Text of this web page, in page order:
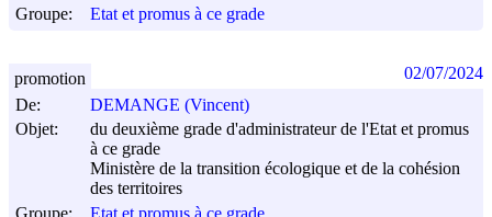
Groupe:
Etat et promus à ce grade
De:
DEMANGE (Vincent)
Objet:
du deuxième grade d'administrateur de l'Etat et promus
à ce grade
Ministère de la transition écologique et de la cohésion
des territoires
Groupe:
promotion 02/07/2024